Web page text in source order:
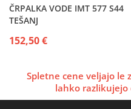
ČRPALKA VODE IMT 577 S44
TEŠANJ
152,50 €
Spletne cene veljajo le
lahko razlikujejo